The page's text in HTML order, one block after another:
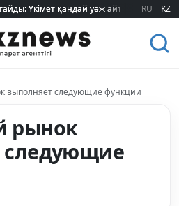
Үкімет қандай уәж айтады?
Үкімет қандай уәж айтады? RU KZ
выполняет следующие функции
рынок
следующие